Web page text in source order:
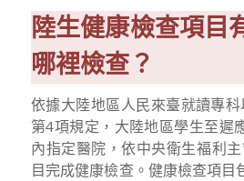
陸生健康檢查項目
哪裡檢查？
依據大陸地區人民來臺就讀專
第4項規定，大陸地區學生至遲
內指定醫院，依中央衛生福利
目完成健康檢查。健康檢查項目